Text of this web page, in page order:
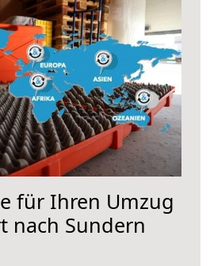
für Ihren Umzug
nach Sundern